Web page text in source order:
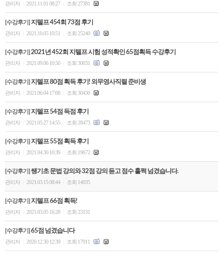
관리자 2021.11.01 08:27 조회 27381
[수강후기] 지텔프 454회 73점 후기
관리자 2021.10.05 10:51 조회 25240
[수강후기] 2021년 452회 지텔프 시험 성적확인 65점획득 수강후기
관리자 2021.09.06 10:50 조회 30031
[수강후기] 지텔프 80점 획득 후기! 외무영사직렬 준비생
관리자 2021.06.04 17:08 조회 30430
[수강후기] 지텔프 54점 득점 후기
관리자 2021.05.27 14:55 조회 28473
[수강후기] 지텔프 55점 획득 후기
관리자 2021.04.30 10:39 조회 19672
[수강후기] 쌩기초 문법 강의와 32점 강의 듣고 점수 훌쩍 넘겼습니다.
관리자 2021.03.15 08:44 조회 14035
[수강후기] 지텔프 66점 획득!
관리자 2021.03.05 16:28 조회 23131
[수강후기] 65점 넘겼습니다
관리자 2020.12.30 12:39 조회 17911